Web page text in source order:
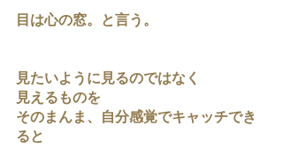
目は心の窓。と言う。
見たいように見るのではなく
見えるものを
そのまんま、自分感覚でキャッチでき
ると